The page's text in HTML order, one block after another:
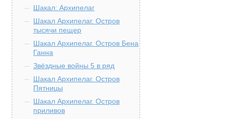
Шакал: Архипелаг
Шакал Архипелаг. Остров
тысячи пещер
Шакал Архипелаг. Остров Бена
Ганна
Звёздные войны 5 в ряд
Шакал Архипелаг. Остров
Пятницы
Шакал Архипелаг. Остров
приливов